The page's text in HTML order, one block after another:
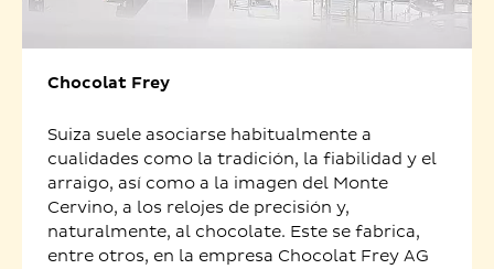
Chocolat Frey
Suiza suele asociarse habitualmente a
cualidades como la tradición, la fiabilidad y el
arraigo, así como a la imagen del Monte
Cervino, a los relojes de precisión y,
naturalmente, al chocolate. Este se fabrica,
entre otros, en la empresa Chocolat Frey AG